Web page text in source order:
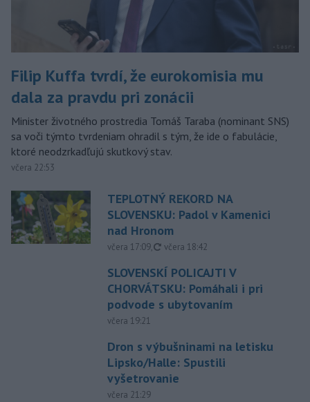
Filip Kuffa tvrdí, že eurokomisia mu
dala za pravdu pri zonácii
Minister životného prostredia Tomáš Taraba (nominant SNS)
sa voči týmto tvrdeniam ohradil s tým, že ide o fabulácie,
ktoré neodzrkadľujú skutkový stav.
včera 22:53
TEPLOTNÝ REKORD NA
SLOVENSKU: Padol v Kamenici
nad Hronom
včera 17:09, aktualizované
včera 18:42
SLOVENSKÍ POLICAJTI V
CHORVÁTSKU: Pomáhali i pri
podvode s ubytovaním
včera 19:21
Dron s výbušninami na letisku
Lipsko/Halle: Spustili
vyšetrovanie
včera 21:29